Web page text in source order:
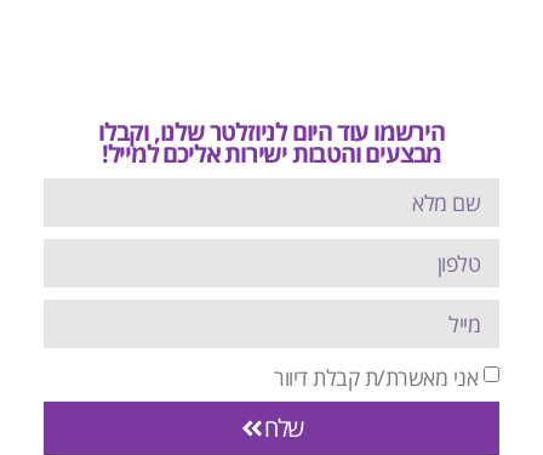
הירשמו עוד היום לניוזלטר שלנו, וקבלו
מבצעים והטבות ישירות אליכם למייל!
אני מאשרת/ת קבלת דיוור